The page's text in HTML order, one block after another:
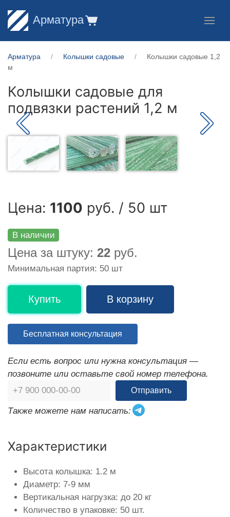
Арматура
Арматура Колышки садовые
Колышки садовые 1,2
м
Колышки садовые для
подвязки растений 1,2 м
Цена: 1100 руб. / 50 шт
В наличии
Цена за штуку: 22 руб.
Минимальная партия: 50 шт
Купить В корзину
Бесплатная консультация
Если есть вопрос или нужна консультация —
позвоните или оставьте свой номер телефона.
Отправить
Также можете нам написать:
Характеристики
Высота колышка: 1.2 м
Диаметр: 7-9 мм
Вертикальная нагрузка: до 20 кг
Количество в упаковке: 50 шт.